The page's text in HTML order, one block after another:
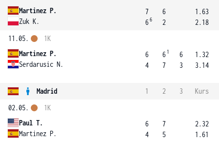
Martinez P.
Zuk K.
7
66
6
2
1.63
2.18
11.05.
Martinez P.
Serdarusic N.
1K
6
4
6 1
7
6
3
1.32
3.14
Madrid 1 2 3
Kurs
02.05.
Paul T.
Martinez P.
1K
6
4
7
5
2.32
1.61